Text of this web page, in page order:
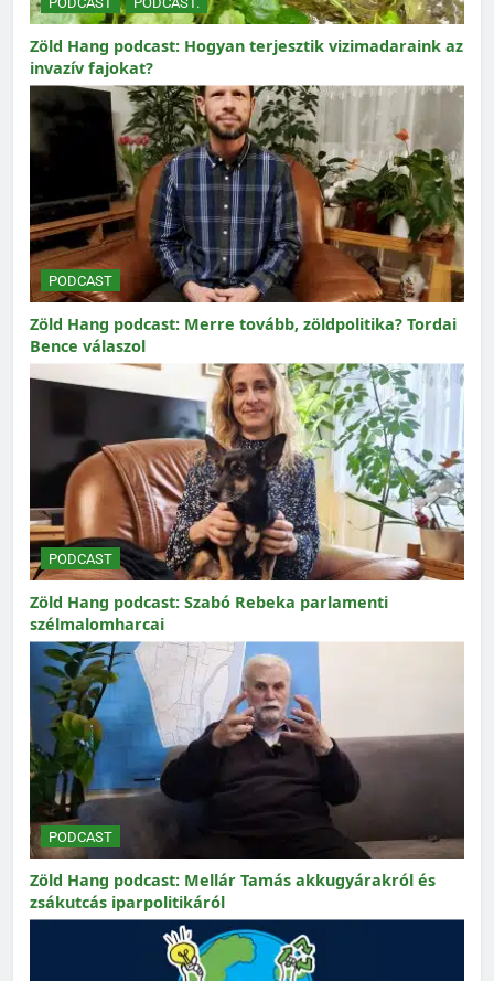
Zöld Hang podcast: Hogyan terjesztik vizimadaraink az
invazív fajokat?
PODCAST
Zöld Hang podcast: Merre tovább, zöldpolitika? Tordai
Bence válaszol
PODCAST
Zöld Hang podcast: Szabó Rebeka parlamenti
szélmalomharcai
PODCAST
Zöld Hang podcast: Mellár Tamás akkugyárakról és
zsákutcás iparpolitikáról